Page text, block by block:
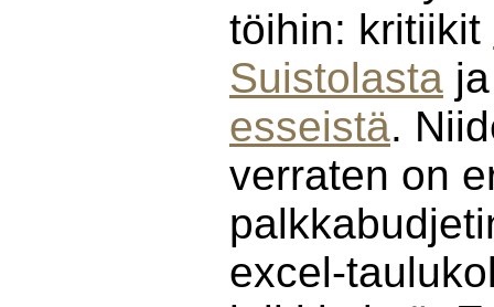
töihin: kritiikit
Suistolasta
esseistä.
verraten on
excel-